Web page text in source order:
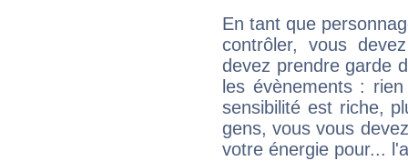
En tant que
contrôler, vous
devez prendre garde
les évènements :
sensibilité est riche,
gens, vous vous
votre énergie pour...